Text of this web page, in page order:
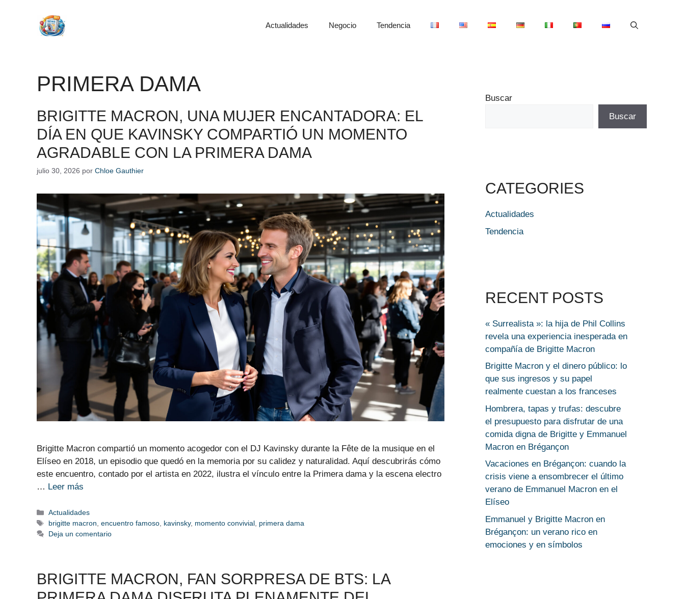
Actualidades Negocio Tendencia
PRIMERA DAMA
BRIGITTE MACRON, UNA MUJER ENCANTADORA: EL
DÍA EN QUE KAVINSKY COMPARTIÓ UN MOMENTO
AGRADABLE CON LA PRIMERA DAMA
julio 30, 2026 por Chloe Gauthier
Brigitte Macron compartió un momento acogedor con el DJ Kavinsky durante la Fête de la musique en el
Elíseo en 2018, un episodio que quedó en la memoria por su calidez y naturalidad. Aquí descubrirás cómo
este encuentro, contado por el artista en 2022, ilustra el vínculo entre la Primera dama y la escena electro
… Leer más
Categorías
Actualidades
Etiquetas
brigitte macron,encuentro famoso, kavinsky, momento convivial, primera dama
Deja un comentario
BRIGITTE MACRON, FAN SORPRESA DE BTS: LA
Buscar
Buscar
CATEGORIES
Actualidades
Tendencia
RECENT POSTS
« Surrealista »: la hija de Phil Collins
revela una experiencia inesperada en
compañía de Brigitte Macron
Brigitte Macron y el dinero público: lo
que sus ingresos y su papel
realmente cuestan a los franceses
Hombrera, tapas y trufas: descubre
el presupuesto para disfrutar de una
comida digna de Brigitte y Emmanuel
Macron en Brégançon
Vacaciones en Brégançon: cuando la
crisis viene a ensombrecer el último
verano de Emmanuel Macron en el
Elíseo
Emmanuel y Brigitte Macron en
Brégançon: un verano rico en
emociones y en símbolos